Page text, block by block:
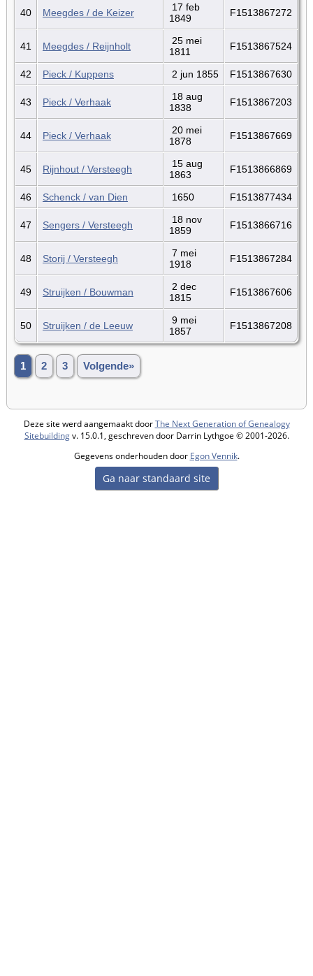
40 Meegdes / de Keizer
17 feb
1849
F1513867272
41 Meegdes / Reijnholt
25 mei
1811
F1513867524
42 Pieck / Kuppens 2 jun 1855 F1513867630
43 Pieck / Verhaak
18 aug
1838
F1513867203
44 Pieck / Verhaak
20 mei
1878
F1513867669
45 Rijnhout / Versteegh
15 aug
1863
F1513866869
46 Schenck / van Dien 1650 F1513877434
47 Sengers / Versteegh
18 nov
1859
F1513866716
48 Storij / Versteegh
7 mei
1918
F1513867284
49 Struijken / Bouwman
2 dec
1815
F1513867606
50 Struijken / de Leeuw
9 mei
1857
F1513867208
1 2 3 Volgende»
Deze site werd aangemaakt doorThe Next Generation of Genealogy
Sitebuildingv. 15.0.1, geschreven door Darrin Lythgoe © 2001-2026.
Gegevens onderhouden door Egon Vennik.
Ga naar standaard site